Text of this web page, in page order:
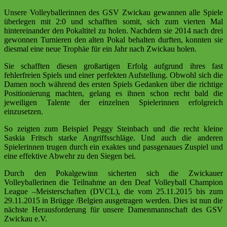
Unsere Volleyballerinnen des GSV Zwickau gewannen alle Spiele
überlegen mit 2:0 und schafften somit, sich zum vierten Mal
hintereinander den Pokaltitel zu holen. Nachdem sie 2014 nach drei
gewonnen Turnieren den alten Pokal behalten durften, konnten sie
diesmal eine neue Trophäe für ein Jahr nach Zwickau holen.
Sie schafften diesen großartigen Erfolg aufgrund ihres fast
fehlerfreien Spiels und einer perfekten Aufstellung. Obwohl sich die
Damen noch während des ersten Spiels Gedanken über die richtige
Positionierung machten, gelang es ihnen schon recht bald die
jeweiligen Talente der einzelnen Spielerinnen erfolgreich
einzusetzen.
So zeigten zum Beispiel Peggy Steinbach und die recht kleine
Saskia Fritsch starke Angriffsschläge. Und auch die anderen
Spielerinnen trugen durch ein exaktes und passgenaues Zuspiel und
eine effektive Abwehr zu den Siegen bei.
Durch den Pokalgewinn sicherten sich die Zwickauer
Volleyballerinen die Teilnahme an den Deaf Volleyball Champion
League –Meisterschaften (DVCL), die vom 25.11.2015 bis zum
29.11.2015 in Brügge /Belgien ausgetragen werden. Dies ist nun die
nächste Herausforderung für unsere Damenmannschaft des GSV
Zwickau e.V.